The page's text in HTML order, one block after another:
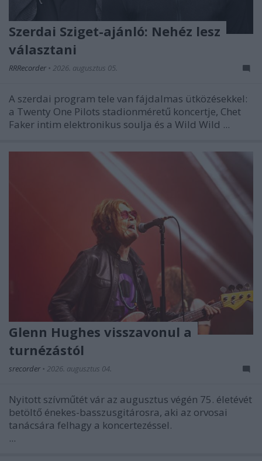
Szerdai Sziget-ajánló: Nehéz lesz
választani
RRRecorder • 2026. augusztus 05.
A szerdai program tele van fájdalmas ütközésekkel:
a Twenty One Pilots stadionméretű koncertje, Chet
Faker intim elektronikus soulja és a Wild Wild ...
Glenn Hughes visszavonul a
turnézástól
srecorder • 2026. augusztus 04.
Nyitott szívműtét vár az augusztus végén 75. életévét
betöltő énekes-basszusgitárosra, aki az orvosai
tanácsára felhagy a koncertezéssel.
...